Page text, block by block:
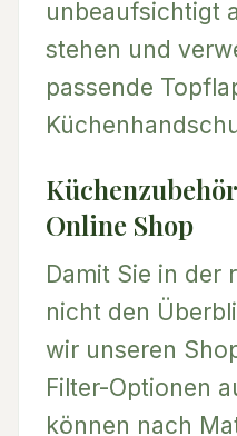
unbeaufsichtigt
stehen und
passende
Online Shop
Damit Sie in der
nicht den
wir unseren
Filter-Optionen
können nach